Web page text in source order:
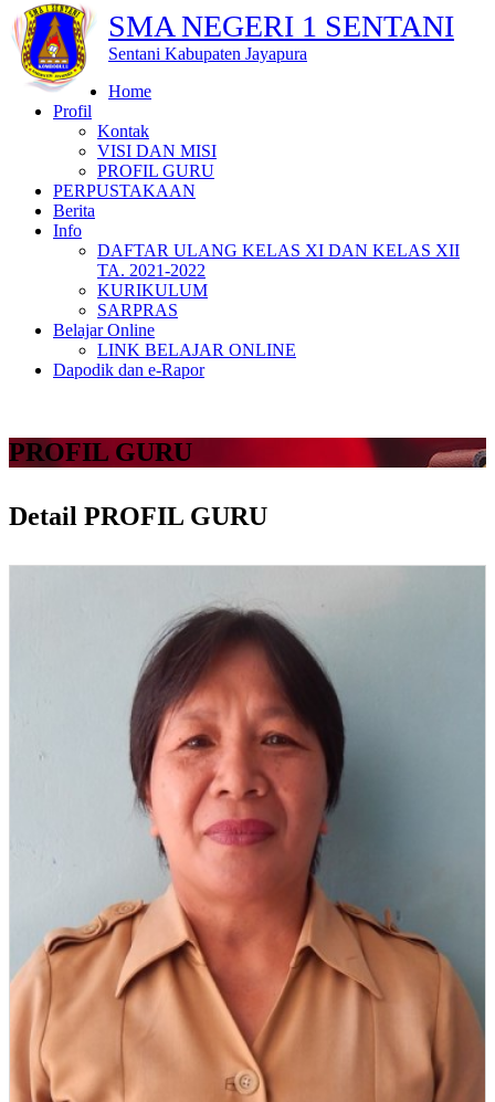
SMA NEGERI 1 SENTANI
Sentani Kabupaten Jayapura
Home
Profil
Kontak
VISI DAN MISI
PROFIL GURU
PERPUSTAKAAN
Berita
Info
DAFTAR ULANG KELAS XI DAN KELAS XII
TA. 2021-2022
KURIKULUM
SARPRAS
Belajar Online
LINK BELAJAR ONLINE
Dapodik dan e-Rapor
PROFIL GURU
Detail PROFIL GURU